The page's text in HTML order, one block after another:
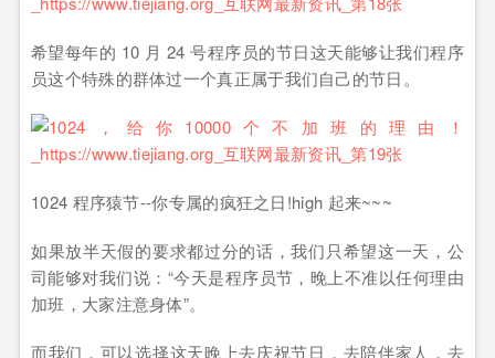
希望每年的 10 月 24 号程序员的节日这天能够让我们程序
员这个特殊的群体过一个真正属于我们自己的节日。
1024 程序猿节--你专属的疯狂之日!high 起来~~~
如果放半天假的要求都过分的话，我们只希望这一天，公
司能够对我们说：“今天是程序员节，晚上不准以任何理由
加班，大家注意身体”。
而我们，可以选择这天晚上去庆祝节日，去陪伴家人，去